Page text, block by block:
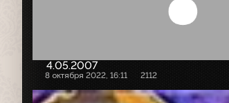
4.05.2007
8 октября 2022, 16:11 2112